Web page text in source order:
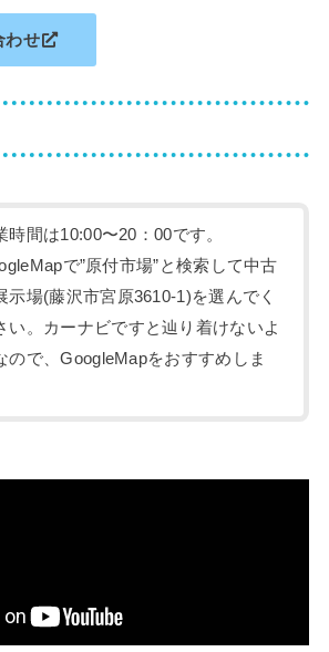
わせ
時間は10:00〜20：00です。
で”原付市場”と検索して中古
示場(藤沢市宮原3610-1)を選んでく
い。カーナビですと辿り着けないよ
ので、GoogleMapをおすすめしま